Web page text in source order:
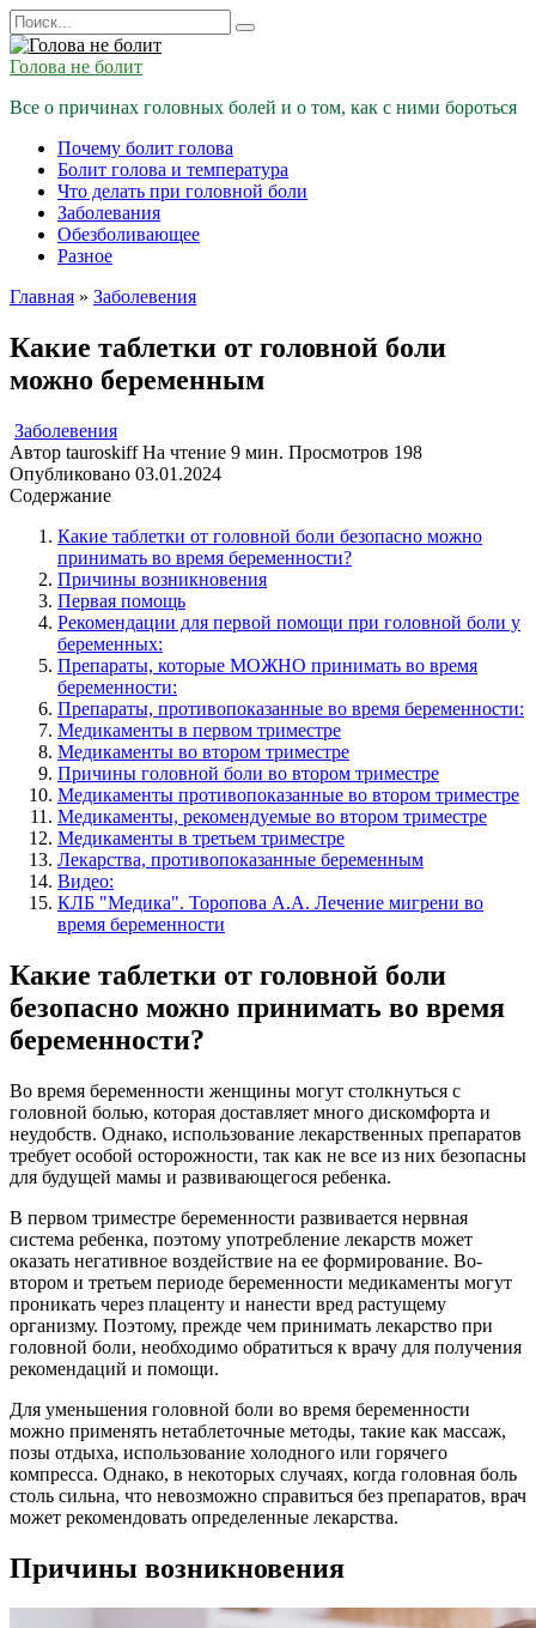
Перейти
к
содержанию
Search
for:
Голова не болит
Все о причинах головных болей и о том, как с ними бороться
Почему болит голова
Болит голова и температура
Что делать при головной боли
Заболевания
Обезболивающее
Разное
Главная » Заболевения
Какие таблетки от головной боли
можно беременным
Заболевения
Автор tauroskiff На чтение 9 мин. Просмотров 198
Опубликовано 03.01.2024
Содержание
Какие таблетки от головной боли безопасно можно
принимать во время беременности?
Причины возникновения
Первая помощь
Рекомендации для первой помощи при головной боли у
беременных:
Препараты, которые МОЖНО принимать во время
беременности:
Препараты, противопоказанные во время беременности:
Медикаменты в первом триместре
Медикаменты во втором триместре
Причины головной боли во втором триместре
Медикаменты противопоказанные во втором триместре
Медикаменты, рекомендуемые во втором триместре
Медикаменты в третьем триместре
Лекарства, противопоказанные беременным
Видео:
КЛБ "Медика". Торопова А.А. Лечение мигрени во
время беременности
Какие таблетки от головной боли
безопасно можно принимать во время
беременности?
Во время беременности женщины могут столкнуться с
головной болью, которая доставляет много дискомфорта и
неудобств. Однако, использование лекарственных препаратов
требует особой осторожности, так как не все из них безопасны
для будущей мамы и развивающегося ребенка.
В первом триместре беременности развивается нервная
система ребенка, поэтому употребление лекарств может
оказать негативное воздействие на ее формирование. Во-
втором и третьем периоде беременности медикаменты могут
проникать через плаценту и нанести вред растущему
организму. Поэтому, прежде чем принимать лекарство при
головной боли, необходимо обратиться к врачу для получения
рекомендаций и помощи.
Для уменьшения головной боли во время беременности
можно применять нетаблеточные методы, такие как массаж,
позы отдыха, использование холодного или горячего
компресса. Однако, в некоторых случаях, когда головная боль
столь сильна, что невозможно справиться без препаратов, врач
может рекомендовать определенные лекарства.
Причины возникновения